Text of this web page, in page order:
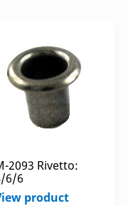
2093 Rivetto:
6/6
product